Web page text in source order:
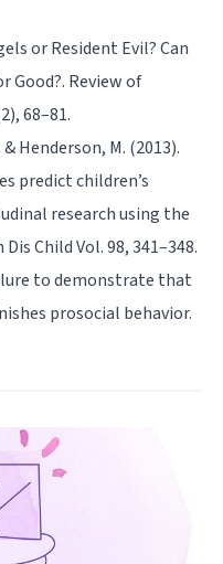
or Resident Evil? Can
Good?. Review of
68–81.
Henderson, M. (2013).
predict children’s
research using the
Child Vol. 98, 341–348.
to demonstrate that
prosocial behavior.